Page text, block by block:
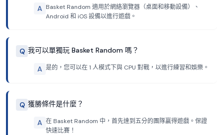
A Basket Random 適用於網絡瀏覽器（桌面和移動設備）、
Android 和 iOS 設備以進行遊戲。
Q 我可以單獨玩 Basket Random 嗎？
A 是的，您可以在 1 人模式下與 CPU 對戰，以進行練習和娛樂。
Q 獲勝條件是什麼？
A 在 Basket Random 中，首先達到五分的團隊贏得遊戲。保證
快速比賽！